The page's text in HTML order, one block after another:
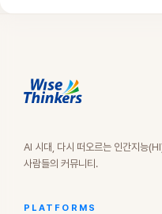
AI 시대, 다시 떠오르는 인간지능
사람들의 커뮤니티.
PLATFORMS